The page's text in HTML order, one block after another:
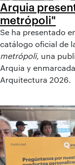
Arquia
metrópoli"
Se ha presentado
catálogo oficial de
metrópoli, una
Arquia y
Arquitectura 2026.